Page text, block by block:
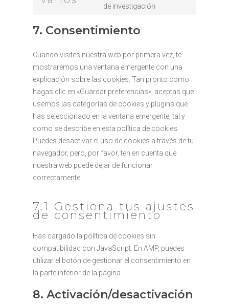
de investigación
7. Consentimiento
Cuando visites nuestra web por primera vez, te
mostraremos una ventana emergente con una
explicación sobre las cookies. Tan pronto como
hagas clic en «Guardar preferencias», aceptas que
usemos las categorías de cookies y plugins que
has seleccionado en la ventana emergente, tal y
como se describe en esta política de cookies.
Puedes desactivar el uso de cookies a través de tu
navegador, pero, por favor, ten en cuenta que
nuestra web puede dejar de funcionar
correctamente.
7.1 Gestiona tus ajustes
de consentimiento
Has cargado la política de cookies sin
compatibilidad con JavaScript. En AMP, puedes
utilizar el botón de gestionar el consentimiento en
la parte inferior de la página.
8. Activación/desactivación